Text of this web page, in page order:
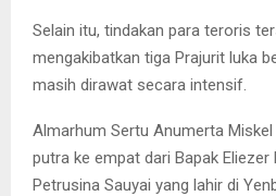
Selain itu, tindakan para teroris
mengakibatkan tiga Prajurit luka
masih dirawat secara intensif.
Almarhum Sertu Anumerta
putra ke empat dari Bapak Eliezer
Petrusina Sauyai yang lahir di